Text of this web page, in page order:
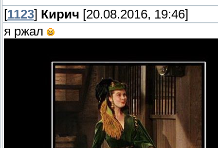
[1123] Кирич [20.08.2016, 19:46]
я ржал